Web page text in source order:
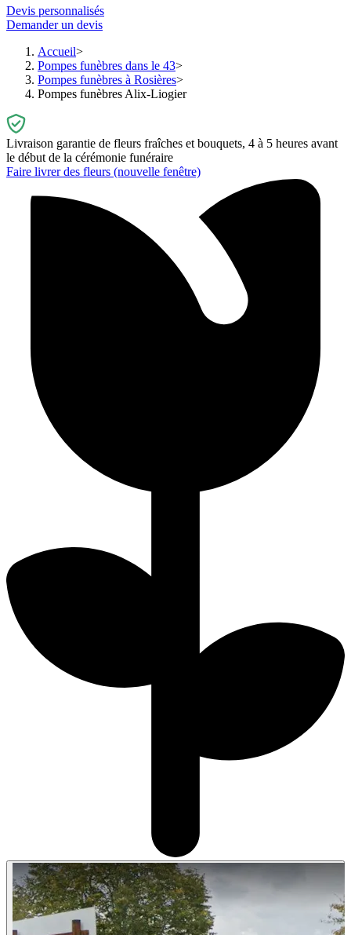
Devis personnalisés
Demander un devis
Accueil
Pompes funèbres dans le 43
Pompes funèbres à Rosières
Pompes funèbres Alix-Liogier
Livraison garantie de fleurs fraîches et bouquets, 4 à 5 heures avant
le début de la cérémonie funéraire
Faire livrer des fleurs (nouvelle fenêtre)